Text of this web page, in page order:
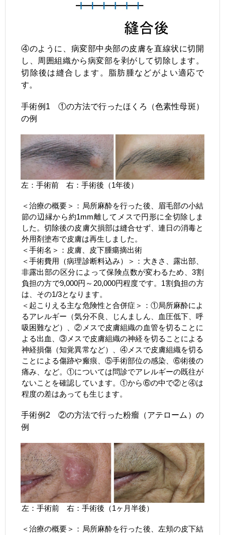
④のように、病変部中央部の皮膚を直線状に切開
し、周囲組織から病変部を剥がして切除します。
切除後は縫合します。脂肪腫などがよい適応で
す。
手術例1 ①の方法で行ったほくろ（色素性母斑）
の例
左：手術前 右：手術後（1年後）
＜治療の概要＞：局所麻酔を行った後、眉毛部の小結
節の辺縁から約1mm離してメスで円形に全切除しま
した。切除後の皮膚欠損部は縫合せず、連日の消毒と
外用剤塗布で皮膚は再生しました。
＜手術名＞：皮膚、皮下腫瘍摘出術
＜手術費用（病理診断料込み）＞：大きさ、露出部、
非露出部の区分によって保険点数が変わるため、3割
負担の方で9,000円～20,000円程度です。1割負担の方
は、その1/3となります。
＜起こりえる主な危険性と合併症＞：①局所麻酔によ
るアレルギー（気分不良、じんましん、血圧低下、呼
吸困難など）、②メスで皮膚組織の血管を切ることに
よる出血、③メスで皮膚組織の神経を切ることによる
神経損傷（知覚異常など）、④メスで皮膚組織を切る
ことによる傷跡や瘢痕、⑤手術部位の感染、⑥術後の
痛み、など。①については問診でアレルギーの既往が
ないことを確認しています。①から⑥の中で②と④は
程度の差はあっても生じます。
手術例2 ②の方法で行った粉瘤（アテローム）の
例
左：手術前 右：手術後（1ヶ月半後）
＜治療の概要＞：局所麻酔を行った後、左頬の皮下結